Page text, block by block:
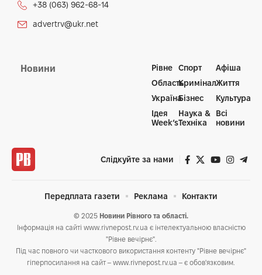
+38 (063) 962-68-14
advertrv@ukr.net
Новини
Рівне
Область
Україна
Ідея
Week’s
Спорт
Кримінал
Бізнес
Наука &
Техніка
Афіша
Життя
Культура
Всі
новини
Слідкуйте за нами
© 2025 Новини Рівного та області.
Інформація на сайті www.rivnepost.rv.ua є інтелектуальною власністю
"Рівне вечірнє".
Під час повного чи часткового використання контенту "Рівне вечірнє"
гіперпосилання на сайт – www.rivnepost.rv.ua – є обов'язковим.
Передплата газети Реклама Контакти